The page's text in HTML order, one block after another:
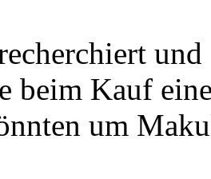
beim Kauf
um